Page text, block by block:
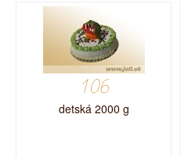
106
detská 2000 g